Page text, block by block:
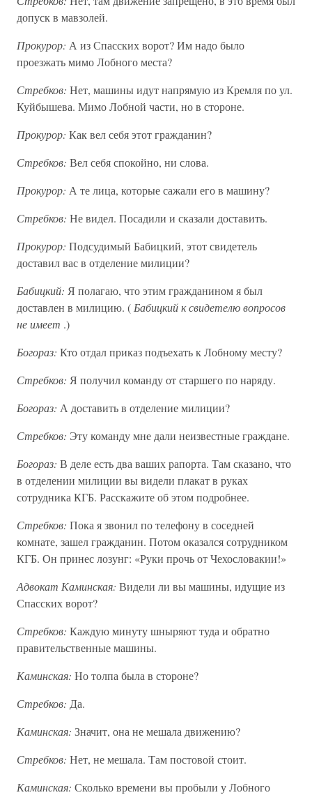
допуск в мавзолей.
Прокурор: А из Спасских ворот? Им надо было
проезжать мимо Лобного места?
Стребков: Нет, машины идут напрямую из Кремля по ул.
Куйбышева. Мимо Лобной части, но в стороне.
Прокурор: Как вел себя этот гражданин?
Стребков: Вел себя спокойно, ни слова.
Прокурор: А те лица, которые сажали его в машину?
Стребков: Не видел. Посадили и сказали доставить.
Прокурор: Подсудимый Бабицкий, этот свидетель
доставил вас в отделение милиции?
Бабицкий: Я полагаю, что этим гражданином я был
доставлен в милицию. ( Бабицкий к свидетелю вопросов
не имеет .)
Богораз: Кто отдал приказ подъехать к Лобному месту?
Стребков: Я получил команду от старшего по наряду.
Богораз: А доставить в отделение милиции?
Стребков: Эту команду мне дали неизвестные граждане.
Богораз: В деле есть два ваших рапорта. Там сказано, что
в отделении милиции вы видели плакат в руках
сотрудника КГБ. Расскажите об этом подробнее.
Стребков: Пока я звонил по телефону в соседней
комнате, зашел гражданин. Потом оказался сотрудником
КГБ. Он принес лозунг: «Руки прочь от Чехословакии!»
Адвокат Каминская: Видели ли вы машины, идущие из
Спасских ворот?
Стребков: Каждую минуту шныряют туда и обратно
правительственные машины.
Каминская: Но толпа была в стороне?
Стребков: Да.
Каминская: Значит, она не мешала движению?
Стребков: Нет, не мешала. Там постовой стоит.
Каминская: Сколько времени вы пробыли у Лобного